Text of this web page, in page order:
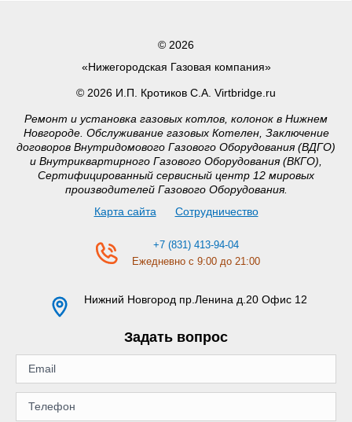
© 2026
«Нижегородская Газовая компания»
© 2026 И.П. Кротиков С.А. Virtbridge.ru
Ремонт и установка газовых котлов, колонок в Нижнем
Новгороде. Обслуживание газовых Котелен, Заключение
договоров Внутридомового Газового Оборудования (ВДГО)
и Внутриквартирного Газового Оборудования (ВКГО),
Сертифицированный сервисный центр 12 мировых
производителей Газового Оборудования.
Карта сайта
Сотрудничество
+7 (831) 413-94-04
Ежедневно с 9:00 до 21:00
Нижний Новгород пр.Ленина д.20 Офис 12
Задать вопрос